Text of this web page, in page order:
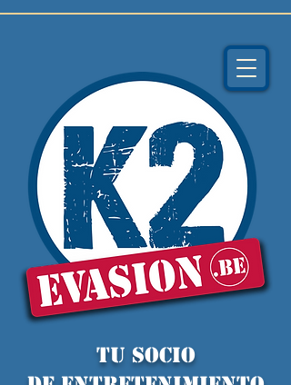
TU socio